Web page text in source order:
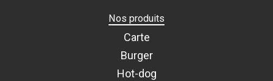
Nos produits
Carte
Burger
Hot-dog